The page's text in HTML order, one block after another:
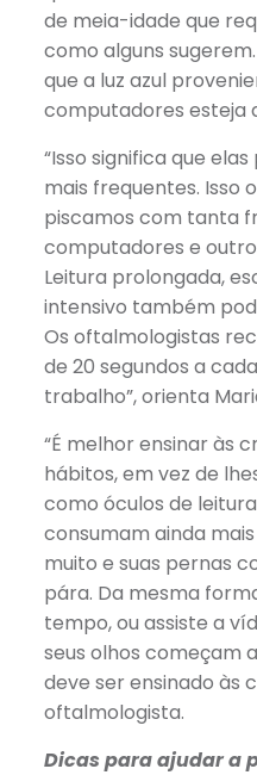
de meia-idade que
como alguns
que a luz azul
computadores esteja
“Isso significa que
mais frequentes. Isso
piscamos com tanta
computadores e
Leitura prolongada,
intensivo também
Os oftalmologistas
de 20 segundos a
trabalho”, orienta
“É melhor ensinar às
hábitos, em vez de
como óculos de
consumam ainda
muito e suas pernas
pára. Da mesma
tempo, ou assiste a
seus olhos começam
deve ser ensinado às
oftalmologista.
Dicas para ajudar a